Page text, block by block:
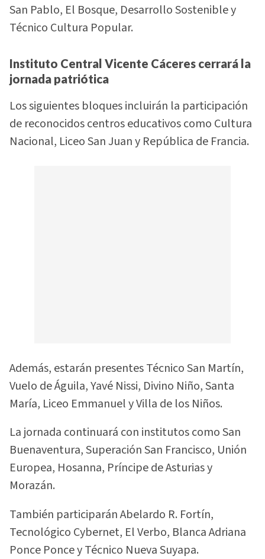
San Pablo, El Bosque, Desarrollo Sostenible y
Técnico Cultura Popular.
Instituto Central Vicente Cáceres cerrará la
jornada patriótica
Los siguientes bloques incluirán la participación
de reconocidos centros educativos como Cultura
Nacional, Liceo San Juan y República de Francia.
Además, estarán presentes Técnico San Martín,
Vuelo de Águila, Yavé Nissi, Divino Niño, Santa
María, Liceo Emmanuel y Villa de los Niños.
La jornada continuará con institutos como San
Buenaventura, Superación San Francisco, Unión
Europea, Hosanna, Príncipe de Asturias y
Morazán.
También participarán Abelardo R. Fortín,
Tecnológico Cybernet, El Verbo, Blanca Adriana
Ponce Ponce y Técnico Nueva Suyapa.